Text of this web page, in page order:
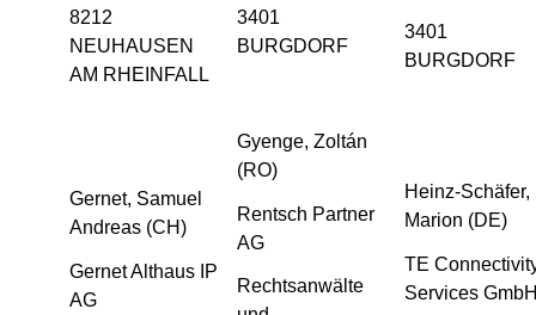
8212
NEUHAUSEN
AM RHEINFALL
3401
BURGDORF
3401
BURGDORF
Gernet, Samuel
Andreas (CH)
Gernet Althaus IP
AG
Gyenge, Zoltán
(RO)
Rentsch Partner
AG
Rechtsanwälte
Heinz-Schäfer,
Marion (DE)
TE
Services